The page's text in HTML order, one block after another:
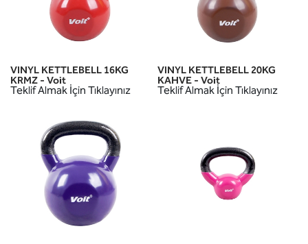
VINYL KETTLEBELL 16KG
KRMZ - Voit
Teklif Almak İçin Tıklayınız
VINYL KETTLEBELL 20KG
KAHVE - Voit
Teklif Almak İçin Tıklayınız